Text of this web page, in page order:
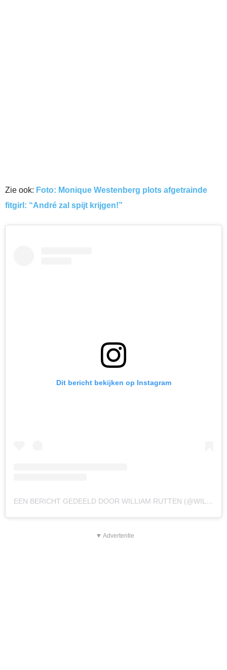
Zie ook: Foto: Monique Westenberg plots afgetrainde
fitgirl: “André zal spijt krijgen!”
Dit bericht bekijken op Instagram
EEN BERICHT GEDEELD DOOR WILLIAM RUTTEN (@WILLIAMRUTTEN)
▼ Advertentie